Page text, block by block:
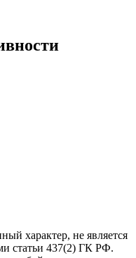
характер, не является
статьи 437(2) ГК РФ.